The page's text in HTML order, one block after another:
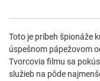
Toto je príbeh špionáže
úspešnom pápežovom
Tvorcovia filmu sa
služieb na pôde